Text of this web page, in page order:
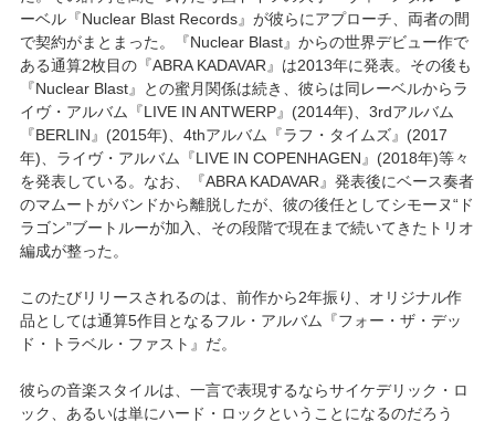
ーベル『Nuclear Blast Records』が彼らにアプローチ、両者の間
で契約がまとまった。『Nuclear Blast』からの世界デビュー作で
ある通算2枚目の『ABRA KADAVAR』は2013年に発表。その後も
『Nuclear Blast』との蜜月関係は続き、彼らは同レーベルからラ
イヴ・アルバム『LIVE IN ANTWERP』(2014年)、3rdアルバム
『BERLIN』(2015年)、4thアルバム『ラフ・タイムズ』(2017
年)、ライヴ・アルバム『LIVE IN COPENHAGEN』(2018年)等々
を発表している。なお、『ABRA KADAVAR』発表後にベース奏者
のマムートがバンドから離脱したが、彼の後任としてシモーヌ“ド
ラゴン”ブートルーが加入、その段階で現在まで続いてきたトリオ
編成が整った。
このたびリリースされるのは、前作から2年振り、オリジナル作
品としては通算5作目となるフル・アルバム『フォー・ザ・デッ
ド・トラベル・ファスト』だ。
彼らの音楽スタイルは、一言で表現するならサイケデリック・ロ
ック、あるいは単にハード・ロックということになるのだろう